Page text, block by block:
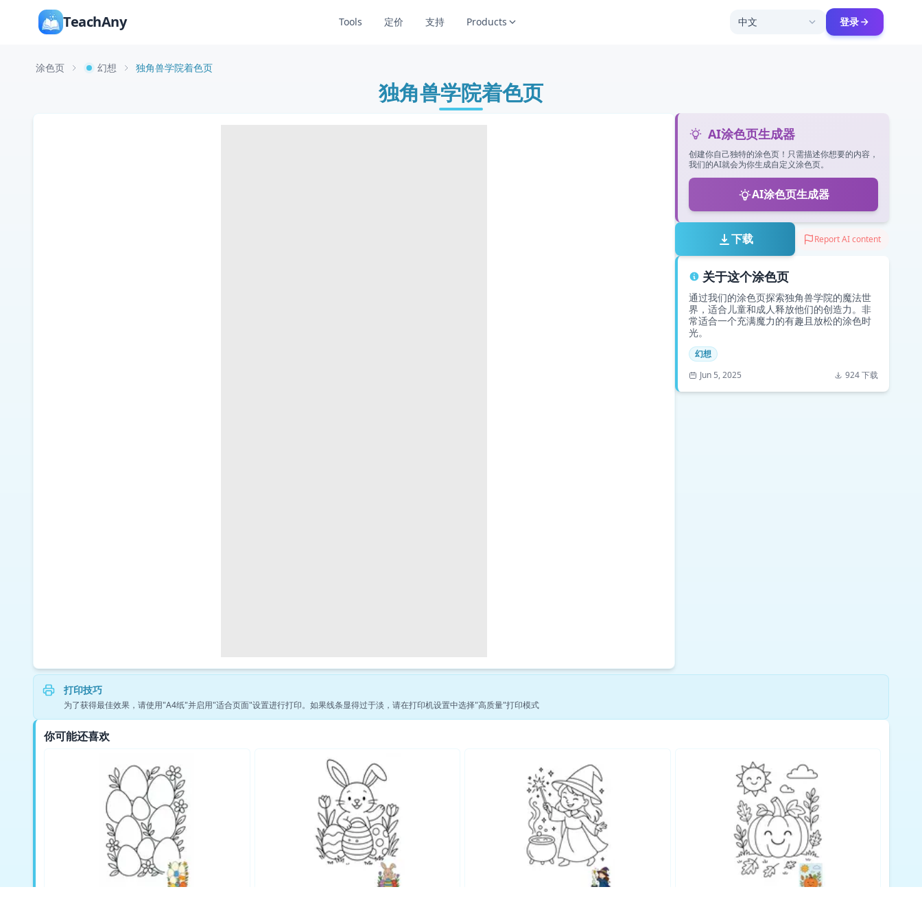
TeachAny Tools 定价 支持 Products 中文 登录
涂色页 幻想 独角兽学院着色页
独角兽学院着色页
AI涂色页生成器
创建你自己独特的涂色页！只需描述你想要的内容，
我们的AI就会为你生成自定义涂色页。
AI涂色页生成器
下载 Report AI content
关于这个涂色页
通过我们的涂色页探索独角兽学院的魔法世
界，适合儿童和成人释放他们的创造力。非
常适合一个充满魔力的有趣且放松的涂色时
光。
幻想
Jun 5, 2025
924 下载
打印技巧
为了获得最佳效果，请使用"A4纸"并启用"适合页面"设置进行打印。如果线条显得过于淡，请在打印机设置中选择"高质量"打印模式
你可能还喜欢